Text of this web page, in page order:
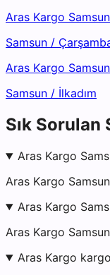
Aras Kargo
Samsun /
Aras Kargo
Samsun / İlkadım
Sık Sorulan
Aras Kargo
Aras Kargo
Aras Kargo
Aras Kargo
Aras Kargo